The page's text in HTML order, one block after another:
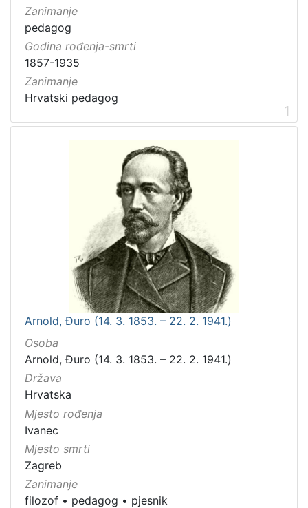
Zanimanje
pedagog
Godina rođenja-smrti
1857-1935
Zanimanje
Hrvatski pedagog
1
Arnold, Đuro (14. 3. 1853. – 22. 2. 1941.)
Osoba
Arnold, Đuro (14. 3. 1853. – 22. 2. 1941.)
Država
Hrvatska
Mjesto rođenja
Ivanec
Mjesto smrti
Zagreb
Zanimanje
filozof • pedagog • pjesnik